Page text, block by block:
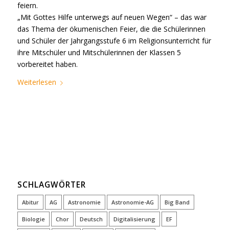
feiern.
„Mit Gottes Hilfe unterwegs auf neuen Wegen“ – das war
das Thema der ökumenischen Feier, die die Schülerinnen
und Schüler der Jahrgangsstufe 6 im Religionsunterricht für
ihre Mitschüler und Mitschülerinnen der Klassen 5
vorbereitet haben.
Weiterlesen
SCHLAGWÖRTER
Abitur AG Astronomie Astronomie-AG Big Band
Biologie Chor Deutsch Digitalisierung EF